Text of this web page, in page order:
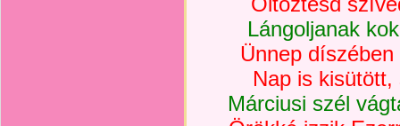
Lángoljanak
Ünnep
Nap is
Márciusi szél